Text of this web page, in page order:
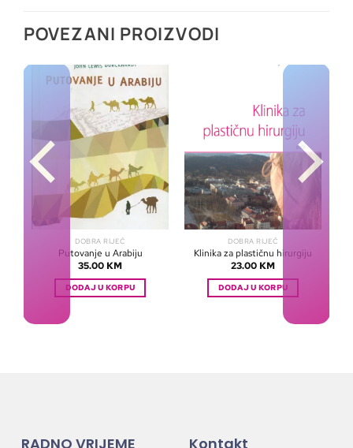
POVEZANI PROIZVODI
DOBRA RIJEČ
Putovanje u Arabiju
35.00 KM
DODAJ U KORPU
DOBRA RIJEČ
Klinika za plastičnu hirurgiju
23.00 KM
DODAJ U KORPU
RADNO VRIJEME Kontakt